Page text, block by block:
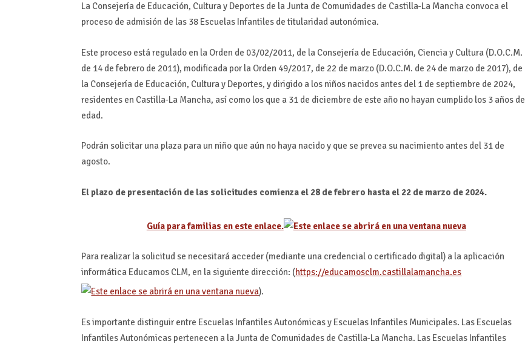
La Consejería de Educación, Cultura y Deportes de la Junta de Comunidades de Castilla-La Mancha convoca el
proceso de admisión de las 38 Escuelas Infantiles de titularidad autonómica.
Este proceso está regulado en la Orden de 03/02/2011, de la Consejería de Educación, Ciencia y Cultura (D.O.C.M.
de 14 de febrero de 2011), modificada por la Orden 49/2017, de 22 de marzo (D.O.C.M. de 24 de marzo de 2017), de
la Consejería de Educación, Cultura y Deportes, y dirigido a los niños nacidos antes del 1 de septiembre de 2024,
residentes en Castilla-La Mancha, así como los que a 31 de diciembre de este año no hayan cumplido los 3 años de
edad.
Podrán solicitar una plaza para un niño que aún no haya nacido y que se prevea su nacimiento antes del 31 de
agosto.
El plazo de presentación de las solicitudes comienza el 28 de febrero hasta el 22 de marzo de 2024.
Guía para familias en este enlace.
Para realizar la solicitud se necesitará acceder (mediante una credencial o certificado digital) a la aplicación
informática Educamos CLM, en la siguiente dirección: (https://educamosclm.castillalamancha.es
).
Es importante distinguir entre Escuelas Infantiles Autonómicas y Escuelas Infantiles Municipales. Las Escuelas
Infantiles Autonómicas pertenecen a la Junta de Comunidades de Castilla-La Mancha. Las Escuelas Infantiles